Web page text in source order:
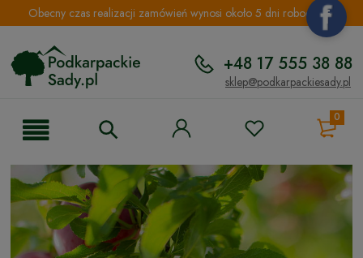
Obecny czas realizacji zamówień wynosi około 5 dni roboczych.
+48 17 555 38 88
sklep@podkarpackiesady.pl
0